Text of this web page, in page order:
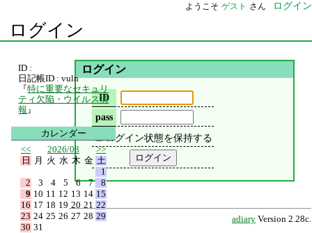
ようこそ ゲスト さん ログイン
ログイン
ログイン
ID
pass
ログイン状態を保持する
adiary Version 2.28c.
ID :
日記帳ID : vuln
『特に重要なセキュリ
ティ欠陥・ウイルス情
報 』
カレンダー
<<
2026/08
>>
日
月 火 水 木 金 土
1
2
3 4 5 6 7
8
9 10 11 12 13 14 15
16 17 18 19 20 21 22
23 24 25 26 27 28 29
30 31